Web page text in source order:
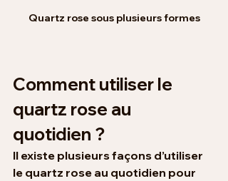
Quartz rose sous plusieurs formes
Comment utiliser le
quartz rose au
quotidien ?
Il existe plusieurs façons d’utiliser
le quartz rose au quotidien pour